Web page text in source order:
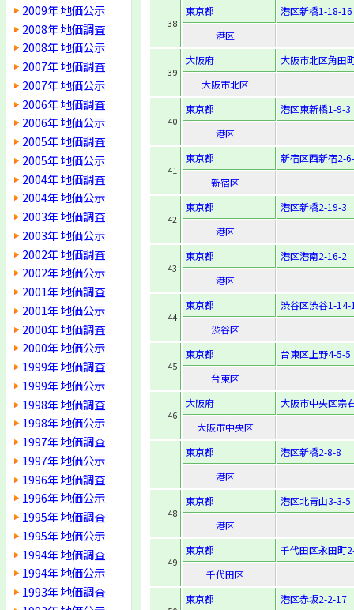
2009年 地価公示
2008年 地価調査
2008年 地価公示
2007年 地価調査
2007年 地価公示
2006年 地価調査
2006年 地価公示
2005年 地価調査
2005年 地価公示
2004年 地価調査
2004年 地価公示
2003年 地価調査
2003年 地価公示
2002年 地価調査
2002年 地価公示
2001年 地価調査
2001年 地価公示
2000年 地価調査
2000年 地価公示
1999年 地価調査
1999年 地価公示
1998年 地価調査
1998年 地価公示
1997年 地価調査
1997年 地価公示
1996年 地価調査
1996年 地価公示
1995年 地価調査
1995年 地価公示
1994年 地価調査
1994年 地価公示
1993年 地価調査
38
東京都
港区新橋1-18-16
港区
39
大阪府
大阪市北区角田
大阪市北区
40
東京都
港区東新橋1-9-3
港区
41
東京都
新宿区西新宿2-
新宿区
42
東京都
港区新橋2-19-3
港区
43
東京都
港区港南2-16-2
港区
44
東京都
渋谷区渋谷1-14-
渋谷区
45
東京都
台東区上野4-5-5
台東区
46
大阪府
大阪市中央区宗
大阪市中央区
東京都
港区新橋2-8-8
港区
48
東京都
港区北青山3-3-5
港区
49
東京都
千代田区永田町
千代田区
東京都 港区赤坂2-2-17